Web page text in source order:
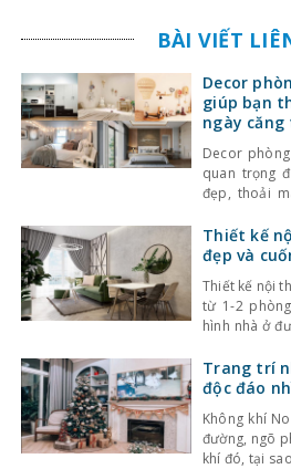
BÀI VIẾT
Decor
giúp bạn
ngày căng
Decor
quan trọng
đẹp, thoải
ngơi quan
căng thẳng.
Thiết kế
đẹp và
Thiết kế nội
từ 1-2
hình nhà ở
dưới đây
các phong
Trang trí
độc đáo
Không khí
đường, ngõ
khí đó, tại